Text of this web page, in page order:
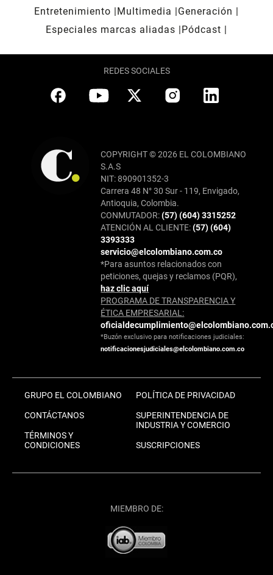
Entretenimiento
Multimedia
Generación
Especiales marcas aliadas
Pódcast
REDES SOCIALES
COPYRIGHT © 2026 EL COLOMBIANO
S.A.S
NIT: 890901352-3
Carrera 48 N° 30 Sur - 119, Envigado,
Antioquia, Colombia.
CONMUTADOR:(57) (604) 3315252
ATENCIÓN AL CLIENTE:(57) (604)
3393333
servicio@elcolombiano.com.co
*Para asuntos relacionados con
peticiones, quejas y reclamos (PQR),
haz clic aquí
PROGRAMA DE TRANSPARENCIA Y
ÉTICA EMPRESARIAL:
*Buzón exclusivo para notificaciones judiciales:
notificacionesjudiciales@elcolombiano.com.co
GRUPO EL COLOMBIANO
CONTÁCTANOS
TÉRMINOS Y
CONDICIONES
POLÍTICA DE PRIVACIDAD
SUPERINTENDENCIA DE
INDUSTRIA Y COMERCIO
SUSCRIPCIONES
MIEMBRO DE: